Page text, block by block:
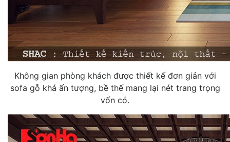
Không gian phòng khách được thiết kế đơn giản với
sofa gỗ khá ấn tượng, bề thế mang lại nét trang trọng
vốn có.